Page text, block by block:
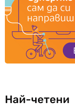
Най-четени